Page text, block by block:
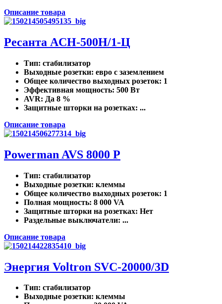
Описание товара
Ресанта ACH-500Н/1-Ц
Тип: стабилизатор
Выходные розетки: евро с заземлением
Общее количество выходных розеток: 1
Эффективная мощность: 500 Вт
AVR: Да 8 %
Защитные шторки на розетках: ...
Описание товара
Powerman AVS 8000 P
Тип: стабилизатор
Выходные розетки: клеммы
Общее количество выходных розеток: 1
Полная мощность: 8 000 VA
Защитные шторки на розетках: Нет
Раздельные выключатели: ...
Описание товара
Энергия Voltron SVC-20000/3D
Тип: стабилизатор
Выходные розетки: клеммы